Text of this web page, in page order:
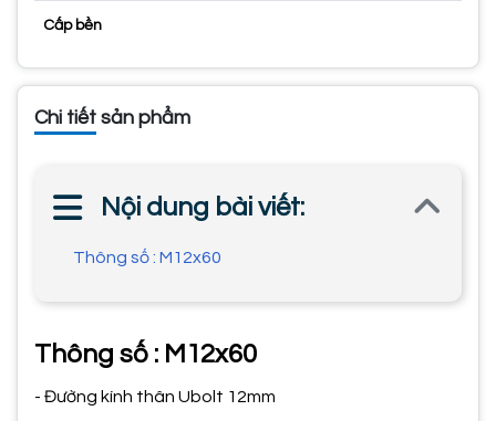
Cấp bền
Chi tiết sản phẩm
Nội dung bài viết:
Thông số : M12x60
Thông số : M12x60
- Đường kính thân Ubolt 12mm